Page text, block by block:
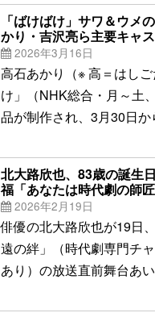
「ばけばけ」サワ＆ウ
かり・吉沢亮ら主要キャ
2026年3月16日
高石あかり（※ 高＝はし
け」（NHK総合・月～土
品が制作され、3月30日か
北大路欣也、83歳の誕生
福「あなたは時代劇の師匠
2026年2月19日
俳優の北大路欣也が19日
遠の絆」（時代劇専門チ
あり）の放送直前舞台あ